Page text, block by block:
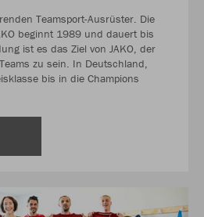
Teamsport-Ausrüster. Die
beginnt 1989 und dauert bis
ist es das Ziel von JAKO, der
zu sein. In Deutschland,
bis in die Champions